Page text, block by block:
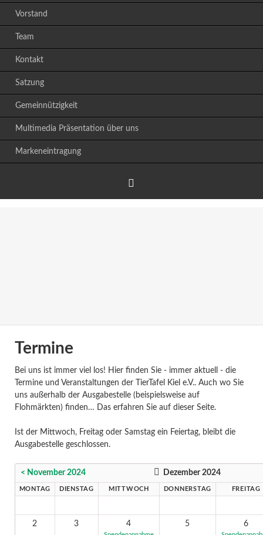
Vorstand
Team
Kontakt
Satzung
Gemeinnützigkeit
Multimedia Präsentation über uns
Markeneintragung
Termine
Bei uns ist immer viel los! Hier finden Sie - immer aktuell - die
Termine und Veranstaltungen der TierTafel Kiel e.V.. Auch wo Sie
uns außerhalb der Ausgabestelle (beispielsweise auf
Flohmärkten) finden… Das erfahren Sie auf dieser Seite.
Ist der Mittwoch, Freitag oder Samstag ein Feiertag, bleibt die
Ausgabestelle geschlossen.
< November 2024 Dezember 2024
MONTAG DIENSTAG MITTWOCH DONNERSTAG FREITAG
2 3 4 5 6